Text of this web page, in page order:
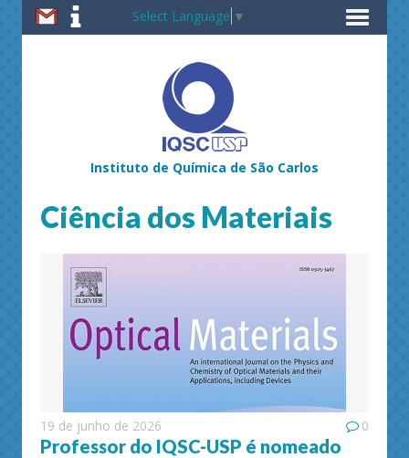
Select Language ▼
Instituto de Química de São Carlos
Ciência dos Materiais
19 de junho de 2026 0
Professor do IQSC-USP é nomeado